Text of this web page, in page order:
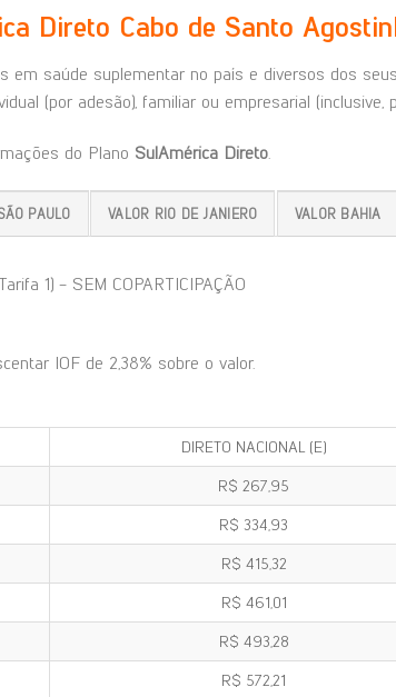
Direto Cabo de Santo
em saúde suplementar no país e diversos dos
(por adesão), familiar ou empresarial (inclusive,
do Plano SulAmérica Direto.
PAULO VALOR RIO DE JANIERO VALOR BAHIA
1) - SEM COPARTICIPAÇÃO
IOF de 2,38% sobre o valor.
DIRETO NACIONAL (E)
R$ 267,95
R$ 334,93
R$ 415,32
R$ 461,01
R$ 493,28
R$ 572,21